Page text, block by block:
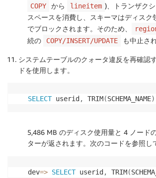
COPY から lineitem )、トランザク
スペースを消費し、スキーマはディスク
でブロックされます。そのため、
続の
COPY/INSERT/UPDATE も中止さ
システムテーブルのクォータ違反を再確認
ドを使用します。
SELECT userid , TRIM(SCHEMA_NAME)
5,486 MB のディスク使用量と 4 ノード
ターが返されます。次のコードを参照し
dev=> SELECT userid , TRIM(